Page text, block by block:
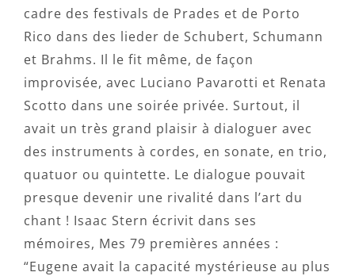
cadre des festivals de Prades et de Porto
Rico dans des lieder de Schubert, Schumann
et Brahms. Il le fit même, de façon
improvisée, avec Luciano Pavarotti et Renata
Scotto dans une soirée privée. Surtout, il
avait un très grand plaisir à dialoguer avec
des instruments à cordes, en sonate, en trio,
quatuor ou quintette. Le dialogue pouvait
presque devenir une rivalité dans l’art du
chant ! Isaac Stern écrivit dans ses
mémoires, Mes 79 premières années :
“Eugene avait la capacité mystérieuse au plus